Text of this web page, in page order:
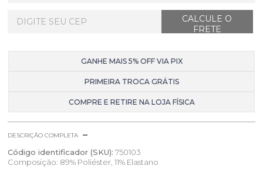
GANHE MAIS 5% OFF VIA PIX
PRIMEIRA TROCA GRÁTIS
COMPRE E RETIRE NA LOJA FÍSICA
DESCRIÇÃO COMPLETA
Código identificador (SKU): 750103
Composição: 89% Poliéster, 11% Elastano